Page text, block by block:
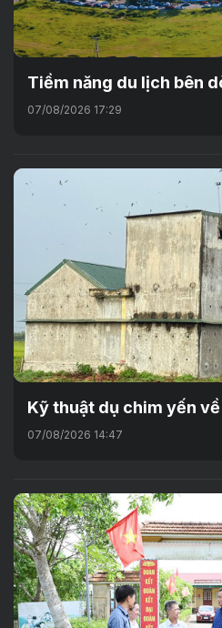
Tiềm năng du lịch bên
07/08/2026 17:29
Kỹ thuật dụ chim yến
07/08/2026 14:47